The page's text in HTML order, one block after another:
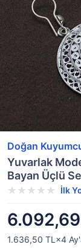
Doğan
Yuvarlak
Bayan Üçlü
İlk
1.636,50 TL×4